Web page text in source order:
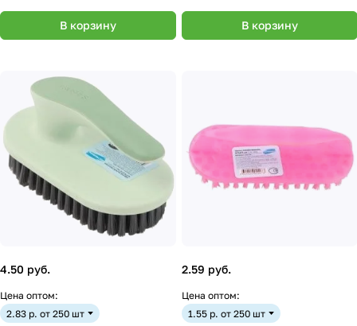
В корзину В корзину
4.50 руб.
Цена оптом:
2.83 р. от 250 шт
2.59 руб.
Цена оптом:
1.55 р. от 250 шт